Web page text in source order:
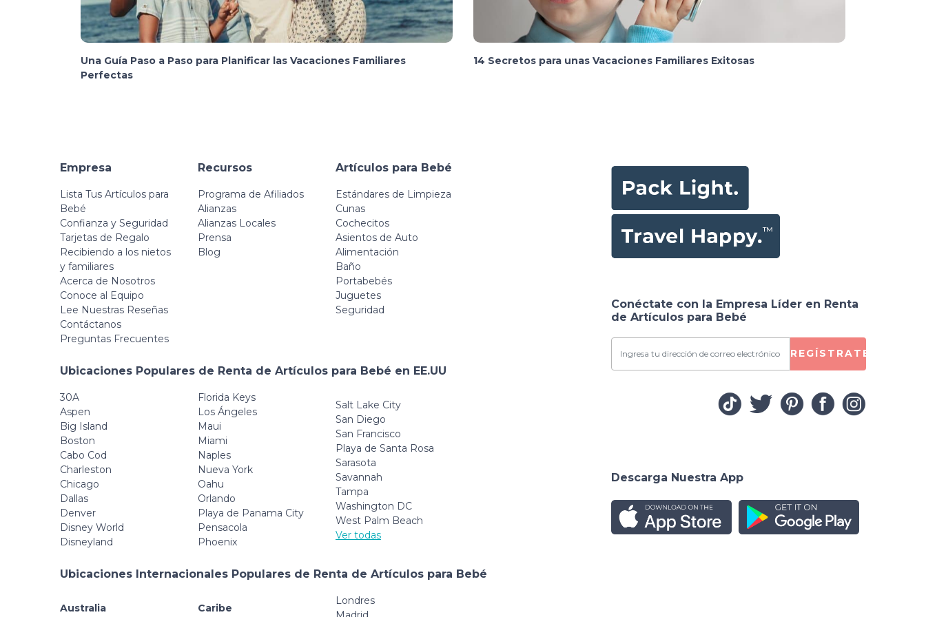
Una Guía Paso a Paso para Planificar las Vacaciones Familiares
Perfectas
14 Secretos para unas Vacaciones Familiares Exitosas
Empresa
Lista Tus Artículos para
Bebé
Confianza y Seguridad
Tarjetas de Regalo
Recibiendo a los nietos
y familiares
Acerca de Nosotros
Conoce al Equipo
Lee Nuestras Reseñas
Contáctanos
Preguntas Frecuentes
Recursos
Programa de Afiliados
Alianzas
Alianzas Locales
Prensa
Blog
Artículos para Bebé
Estándares de Limpieza
Cunas
Cochecitos
Asientos de Auto
Alimentación
Baño
Portabebés
Juguetes
Seguridad
Ubicaciones Populares de Renta de Artículos para Bebé en EE.UU
30A
Aspen
Big Island
Boston
Cabo Cod
Charleston
Chicago
Dallas
Denver
Disney World
Disneyland
Florida Keys
Los Ángeles
Maui
Miami
Naples
Nueva York
Oahu
Orlando
Playa de Panama City
Pensacola
Phoenix
Salt Lake City
San Diego
San Francisco
Playa de Santa Rosa
Sarasota
Savannah
Tampa
Washington DC
West Palm Beach
Ver todas
Ubicaciones Internacionales Populares de Renta de Artículos para Bebé
Australia
Caribe
Londres
Conéctate con la Empresa Líder en Renta
de Artículos para Bebé
REGÍSTRATE
Descarga Nuestra App